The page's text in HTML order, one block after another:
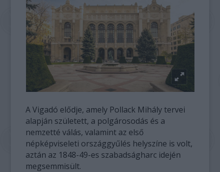
A Vigadó elődje, amely Pollack Mihály tervei
alapján született, a polgárosodás és a
nemzetté válás, valamint az első
népképviseleti országgyűlés helyszíne is volt,
aztán az 1848-49-es szabadságharc idején
megsemmisült.